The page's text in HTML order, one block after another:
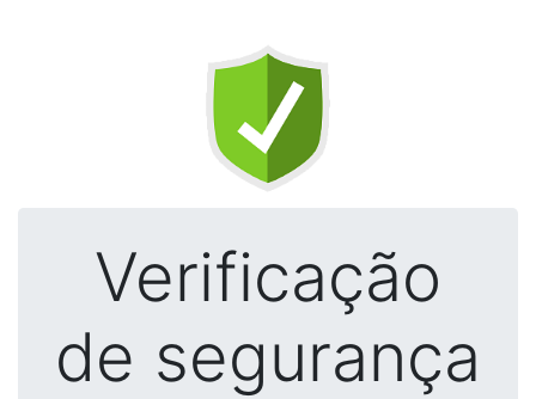
Verificação
de segurança